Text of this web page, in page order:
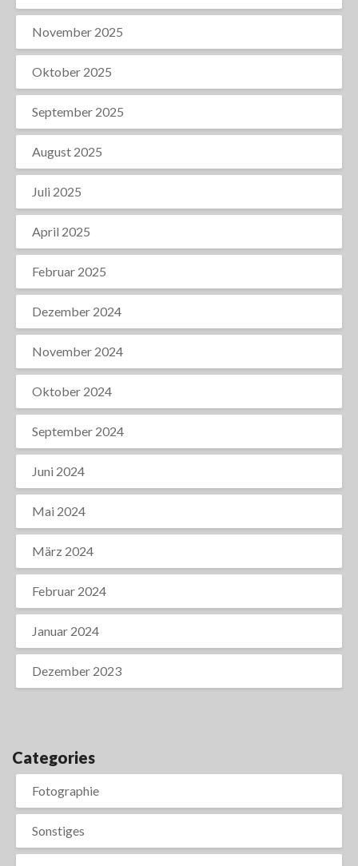
November 2025
Oktober 2025
September 2025
August 2025
Juli 2025
April 2025
Februar 2025
Dezember 2024
November 2024
Oktober 2024
September 2024
Juni 2024
Mai 2024
März 2024
Februar 2024
Januar 2024
Dezember 2023
Categories
Fotographie
Sonstiges